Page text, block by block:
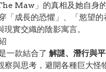
Maw」的真相及她自身的
「成長的恐懼」、「慾望的
實交織的陰影寓言。
一款結合了 解謎、潛行與
察與思考，避開各種巨大怪